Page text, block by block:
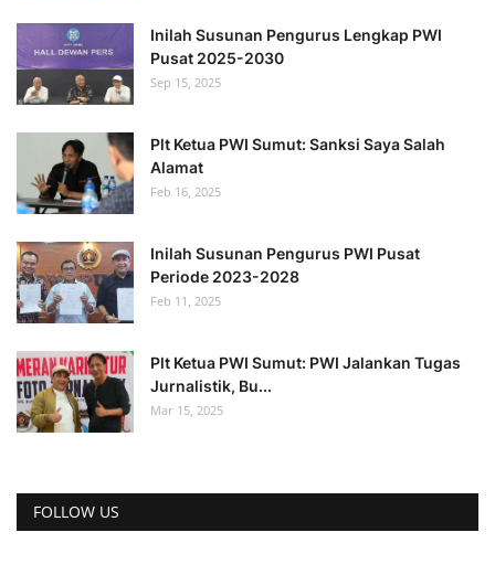
Inilah Susunan Pengurus Lengkap PWI
Pusat 2025-2030
Sep 15, 2025
Plt Ketua PWI Sumut: Sanksi Saya Salah
Alamat
Feb 16, 2025
Inilah Susunan Pengurus PWI Pusat
Periode 2023-2028
Feb 11, 2025
Plt Ketua PWI Sumut: PWI Jalankan Tugas
Jurnalistik, Bu...
Mar 15, 2025
FOLLOW US